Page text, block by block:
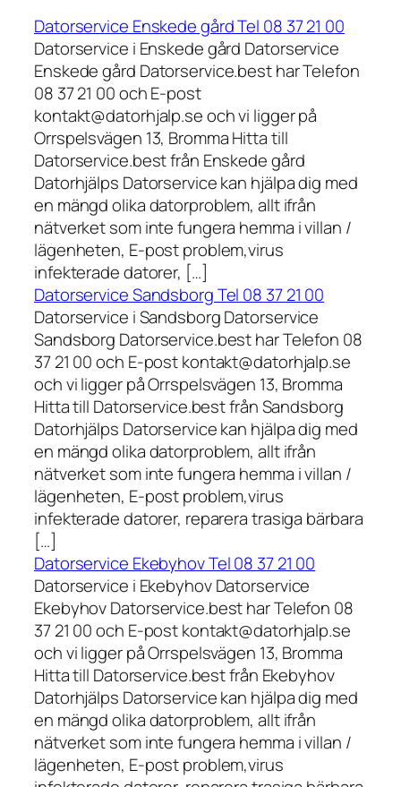
Datorservice Enskede gård Tel 08 37 21 00
Datorservice i Enskede gård Datorservice
Enskede gård Datorservice.best har Telefon
08 37 21 00 och E-post
kontakt@datorhjalp.se och vi ligger på
Orrspelsvägen 13, Bromma Hitta till
Datorservice.best från Enskede gård
Datorhjälps Datorservice kan hjälpa dig med
en mängd olika datorproblem, allt ifrån
nätverket som inte fungera hemma i villan /
lägenheten, E-post problem,virus
infekterade datorer, […]
Datorservice Sandsborg Tel 08 37 21 00
Datorservice i Sandsborg Datorservice
Sandsborg Datorservice.best har Telefon 08
37 21 00 och E-post kontakt@datorhjalp.se
och vi ligger på Orrspelsvägen 13, Bromma
Hitta till Datorservice.best från Sandsborg
Datorhjälps Datorservice kan hjälpa dig med
en mängd olika datorproblem, allt ifrån
nätverket som inte fungera hemma i villan /
lägenheten, E-post problem,virus
infekterade datorer, reparera trasiga bärbara
[…]
Datorservice Ekebyhov Tel 08 37 21 00
Datorservice i Ekebyhov Datorservice
Ekebyhov Datorservice.best har Telefon 08
37 21 00 och E-post kontakt@datorhjalp.se
och vi ligger på Orrspelsvägen 13, Bromma
Hitta till Datorservice.best från Ekebyhov
Datorhjälps Datorservice kan hjälpa dig med
en mängd olika datorproblem, allt ifrån
nätverket som inte fungera hemma i villan /
lägenheten, E-post problem,virus